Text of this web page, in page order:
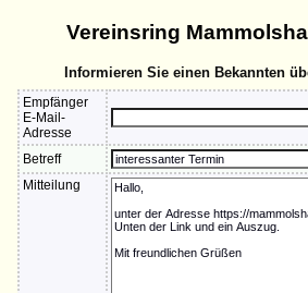
Vereinsring
Informieren Sie einen Bekannten
Empfänger
E-Mail-
Adresse
Betreff
Mitteilung